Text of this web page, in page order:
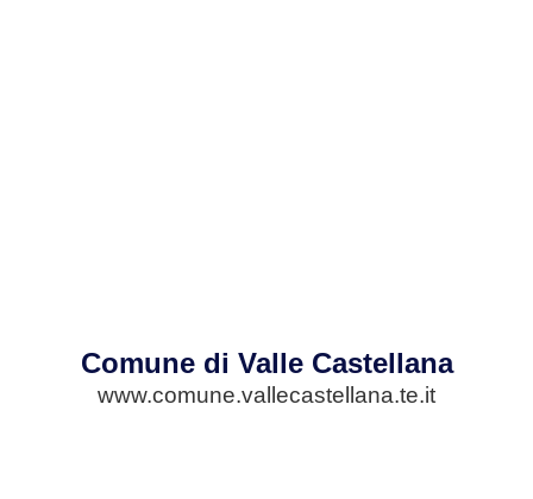
Comune di Valle Castellana
www.comune.vallecastellana.te.it